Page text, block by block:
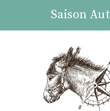
Saison